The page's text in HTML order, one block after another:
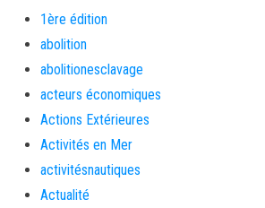
1ère édition
abolition
abolitionesclavage
acteurs économiques
Actions Extérieures
Activités en Mer
activitésnautiques
Actualité